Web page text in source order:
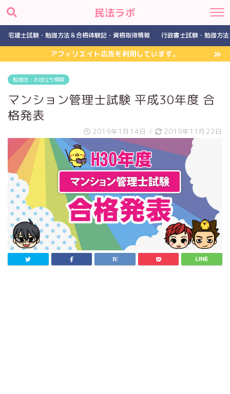
民法ラボ
宅建士試験・勉強方法＆合格体験記・資格取得情報 行政書士試験・勉強方
アフィリエイト広告を利用しています。
勉強法・お役立ち情報
マンション管理士試験 平成30年度 合
格発表
2019年1月14日 / 2019年11月22日